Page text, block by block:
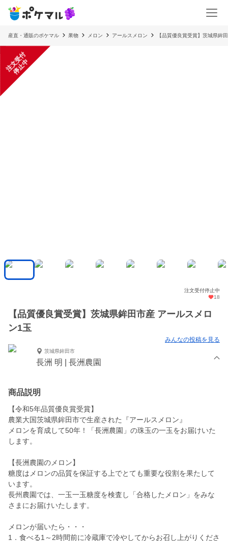
産直・通販のポケマル 果物 メロン アールスメロン 【品質優良賞受賞】茨城県鉾
注
文
受
付
停
止
中
注文受付停止中
18
【品質優良賞受賞】茨城県鉾田市産 アールスメロ
ン1玉
みんなの投稿を見る
茨城県鉾田市
長洲 明 | 長洲農園
商品説明
【令和5年品質優良賞受賞】
農業大国茨城県鉾田市で生産された『アールスメロン』
メロンを育成して50年！「長洲農園」の珠玉の一玉をお届けいた
します。
【長洲農園のメロン】
糖度はメロンの品質を保証する上でとても重要な役割を果たして
います。
長州農園では、一玉一玉糖度を検査し「合格したメロン」をみな
さまにお届けいたします。
メロンが届いたら・・・
1．食べる1～2時間前に冷蔵庫で冷やしてからお召し上がりくださ